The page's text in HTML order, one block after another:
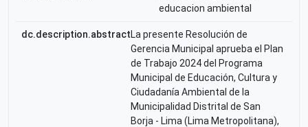
educacion ambiental
dc.description.abstractLa presente Resolución de
Gerencia Municipal aprueba el Plan
de Trabajo 2024 del Programa
Municipal de Educación, Cultura y
Ciudadanía Ambiental de la
Municipalidad Distrital de San
Borja - Lima (Lima Metropolitana),